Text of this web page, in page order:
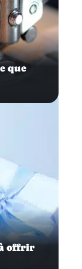
que
à offrir